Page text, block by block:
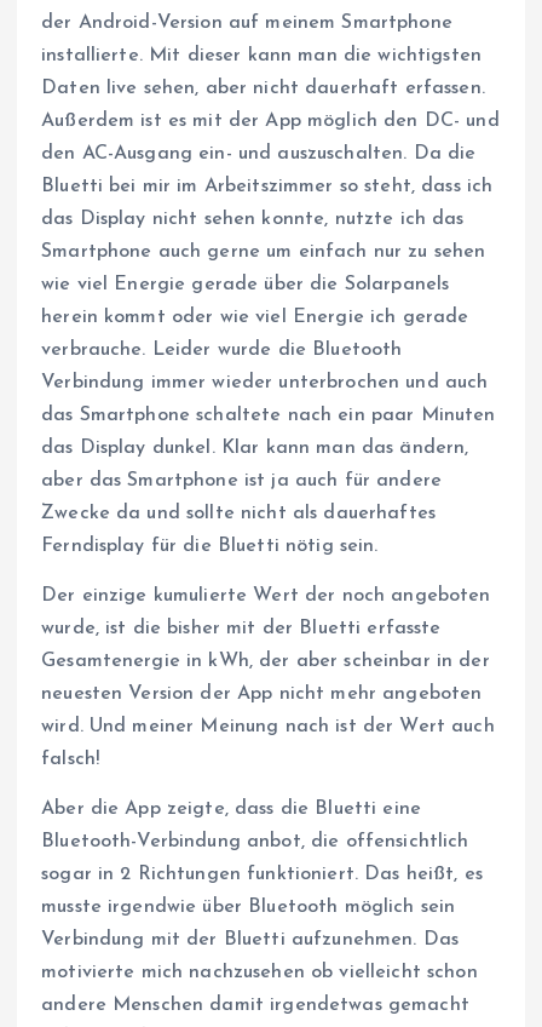
der Android-Version auf meinem Smartphone
installierte. Mit dieser kann man die wichtigsten
Daten live sehen, aber nicht dauerhaft erfassen.
Außerdem ist es mit der App möglich den DC- und
den AC-Ausgang ein- und auszuschalten. Da die
Bluetti bei mir im Arbeitszimmer so steht, dass ich
das Display nicht sehen konnte, nutzte ich das
Smartphone auch gerne um einfach nur zu sehen
wie viel Energie gerade über die Solarpanels
herein kommt oder wie viel Energie ich gerade
verbrauche. Leider wurde die Bluetooth
Verbindung immer wieder unterbrochen und auch
das Smartphone schaltete nach ein paar Minuten
das Display dunkel. Klar kann man das ändern,
aber das Smartphone ist ja auch für andere
Zwecke da und sollte nicht als dauerhaftes
Ferndisplay für die Bluetti nötig sein.
Der einzige kumulierte Wert der noch angeboten
wurde, ist die bisher mit der Bluetti erfasste
Gesamtenergie in kWh, der aber scheinbar in der
neuesten Version der App nicht mehr angeboten
wird. Und meiner Meinung nach ist der Wert auch
falsch!
Aber die App zeigte, dass die Bluetti eine
Bluetooth-Verbindung anbot, die offensichtlich
sogar in 2 Richtungen funktioniert. Das heißt, es
musste irgendwie über Bluetooth möglich sein
Verbindung mit der Bluetti aufzunehmen. Das
motivierte mich nachzusehen ob vielleicht schon
andere Menschen damit irgendetwas gemacht